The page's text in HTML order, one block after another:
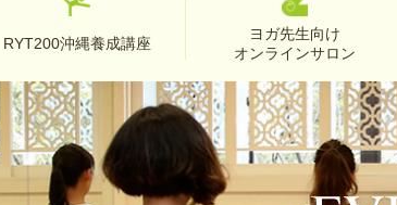
RYT200沖縄養成講座
ヨガ先生向け
オンラインサロン